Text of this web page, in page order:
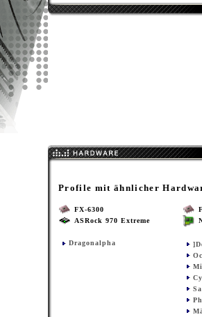
Profile mit ähnlicher
FX-6300
ASRock 970 Extreme
Dragonalpha